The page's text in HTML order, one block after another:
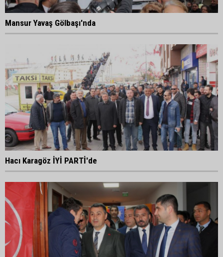
Mansur Yavaş Gölbaşı'nda
Hacı Karagöz İYİ PARTİ'de